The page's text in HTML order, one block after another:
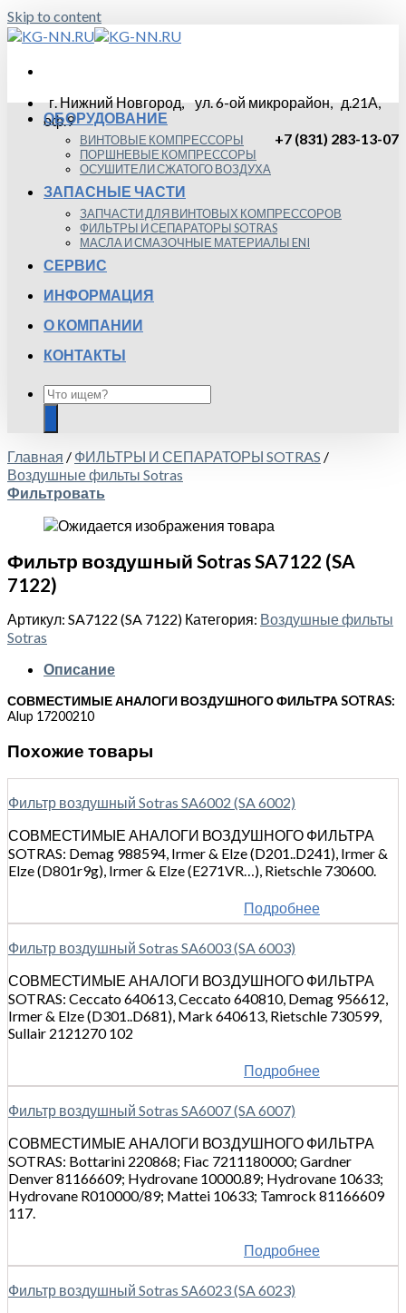
Skip to content
г. Нижний Новгород, ул. 6-ой микрорайон, д.21А,
оф.9
+7 (831) 283-13-07
ОБОРУДОВАНИЕ
ВИНТОВЫЕ КОМПРЕССОРЫ
ПОРШНЕВЫЕ КОМПРЕССОРЫ
ОСУШИТЕЛИ СЖАТОГО ВОЗДУХА
ЗАПАСНЫЕ ЧАСТИ
ЗАПЧАСТИ ДЛЯ ВИНТОВЫХ КОМПРЕССОРОВ
ФИЛЬТРЫ И СЕПАРАТОРЫ SOTRAS
МАСЛА И СМАЗОЧНЫЕ МАТЕРИАЛЫ ENI
СЕРВИС
ИНФОРМАЦИЯ
О КОМПАНИИ
КОНТАКТЫ
Главная / ФИЛЬТРЫ И СЕПАРАТОРЫ SOTRAS /
Воздушные фильты Sotras
Фильтровать
Фильтр воздушный Sotras SA7122 (SA
7122)
Артикул: SA7122 (SA 7122) Категория: Воздушные фильты
Sotras
Описание
СОВМЕСТИМЫЕ АНАЛОГИ ВОЗДУШНОГО ФИЛЬТРА SOTRAS:
Alup 17200210
Похожие товары
Фильтр воздушный Sotras SA6002 (SA 6002)
СОВМЕСТИМЫЕ АНАЛОГИ ВОЗДУШНОГО ФИЛЬТРА
SOTRAS: Demag 988594, Irmer & Elze (D201..D241), Irmer &
Elze (D801r9g), Irmer & Elze (E271VR…), Rietschle 730600.
Подробнее
Фильтр воздушный Sotras SA6003 (SA 6003)
СОВМЕСТИМЫЕ АНАЛОГИ ВОЗДУШНОГО ФИЛЬТРА
SOTRAS: Ceccato 640613, Ceccato 640810, Demag 956612,
Irmer & Elze (D301..D681), Mark 640613, Rietschle 730599,
Sullair 2121270 102
Подробнее
Фильтр воздушный Sotras SA6007 (SA 6007)
СОВМЕСТИМЫЕ АНАЛОГИ ВОЗДУШНОГО ФИЛЬТРА
SOTRAS: Bottarini 220868; Fiac 7211180000; Gardner
Denver 81166609; Hydrovane 10000.89; Hydrovane 10633;
Hydrovane R010000/89; Mattei 10633; Tamrock 81166609
117.
Подробнее
Фильтр воздушный Sotras SA6023 (SA 6023)